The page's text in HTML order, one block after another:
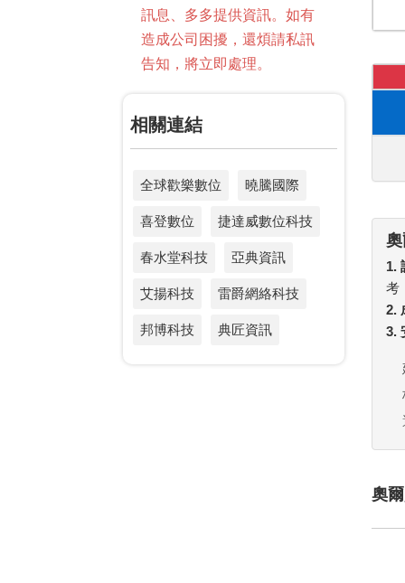
訊息、多多提供資訊。如有
造成公司困擾，還煩請私訊
告知，將立即處理。
相關連結
全球歡樂數位 曉騰國際
喜登數位 捷達威數位科技
春水堂科技 亞典資訊
艾揚科技 雷爵網絡科技
邦博科技 典匠資訊
1.
考
2.
3.
奧